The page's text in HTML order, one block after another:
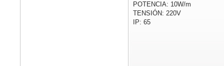
POTENCIA: 10W/m
TENSIÓN: 220V
IP: 65